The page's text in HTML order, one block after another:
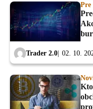
Pre
Trader 2.0 02. 10.